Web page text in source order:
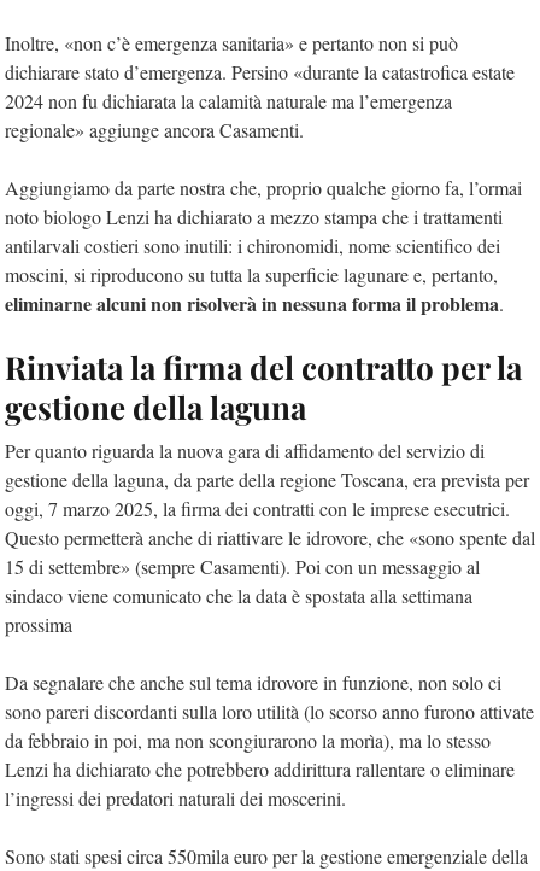
Inoltre, «non c’è emergenza sanitaria» e pertanto non si può
dichiarare stato d’emergenza. Persino «durante la catastrofica estate
2024 non fu dichiarata la calamità naturale ma l’emergenza
regionale» aggiunge ancora Casamenti.
Aggiungiamo da parte nostra che, proprio qualche giorno fa, l’ormai
noto biologo Lenzi ha dichiarato a mezzo stampa che i trattamenti
antilarvali costieri sono inutili: i chironomidi, nome scientifico dei
moscini, si riproducono su tutta la superficie lagunare e, pertanto,
eliminarne alcuni non risolverà in nessuna forma il problema.
Rinviata la firma del contratto per la
gestione della laguna
Per quanto riguarda la nuova gara di affidamento del servizio di
gestione della laguna, da parte della regione Toscana, era prevista per
oggi, 7 marzo 2025, la firma dei contratti con le imprese esecutrici.
Questo permetterà anche di riattivare le idrovore, che «sono spente dal
15 di settembre» (sempre Casamenti). Poi con un messaggio al
sindaco viene comunicato che la data è spostata alla settimana
prossima
Da segnalare che anche sul tema idrovore in funzione, non solo ci
sono pareri discordanti sulla loro utilità (lo scorso anno furono attivate
da febbraio in poi, ma non scongiurarono la morìa), ma lo stesso
Lenzi ha dichiarato che potrebbero addirittura rallentare o eliminare
l’ingressi dei predatori naturali dei moscerini.
Sono stati spesi circa 550mila euro per la gestione emergenziale della